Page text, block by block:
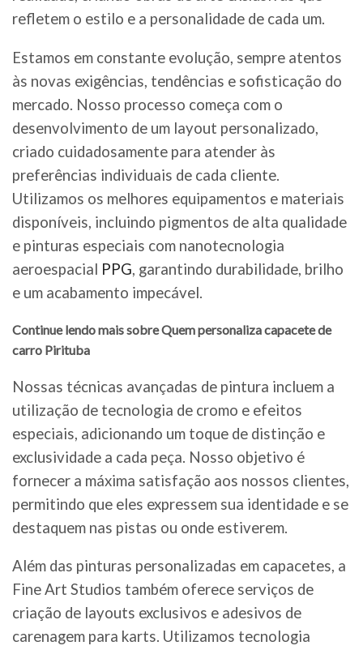
refletem o estilo e a personalidade de cada um.
Estamos em constante evolução, sempre atentos
às novas exigências, tendências e sofisticação do
mercado. Nosso processo começa com o
desenvolvimento de um layout personalizado,
criado cuidadosamente para atender às
preferências individuais de cada cliente.
Utilizamos os melhores equipamentos e materiais
disponíveis, incluindo pigmentos de alta qualidade
e pinturas especiais com nanotecnologia
aeroespacial PPG, garantindo durabilidade, brilho
e um acabamento impecável.
Continue lendo mais sobre Quem personaliza capacete de
carro Pirituba
Nossas técnicas avançadas de pintura incluem a
utilização de tecnologia de cromo e efeitos
especiais, adicionando um toque de distinção e
exclusividade a cada peça. Nosso objetivo é
fornecer a máxima satisfação aos nossos clientes,
permitindo que eles expressem sua identidade e se
destaquem nas pistas ou onde estiverem.
Além das pinturas personalizadas em capacetes, a
Fine Art Studios também oferece serviços de
criação de layouts exclusivos e adesivos de
carenagem para karts. Utilizamos tecnologia